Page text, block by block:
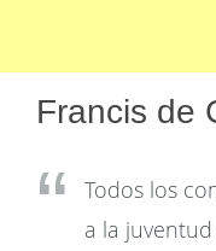
Francis de
Todos los
a la